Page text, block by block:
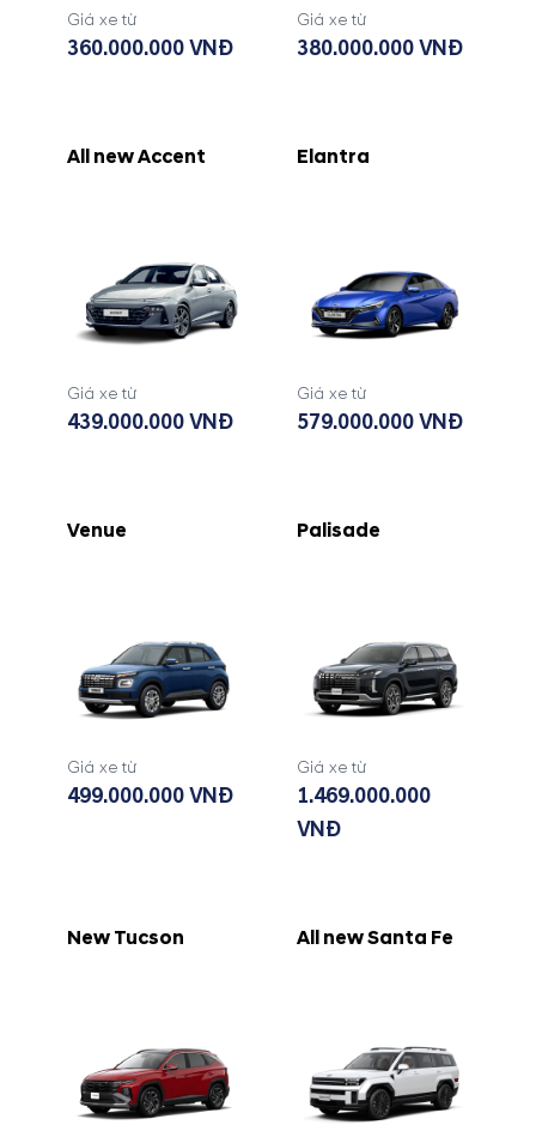
Giá xe từ
360.000.000 VNĐ
Giá xe từ
380.000.000 VNĐ
All new Accent
Giá xe từ
439.000.000 VNĐ
Elantra
Giá xe từ
579.000.000 VNĐ
Venue
Giá xe từ
499.000.000 VNĐ
Palisade
Giá xe từ
1.469.000.000
VNĐ
New Tucson All new Santa Fe